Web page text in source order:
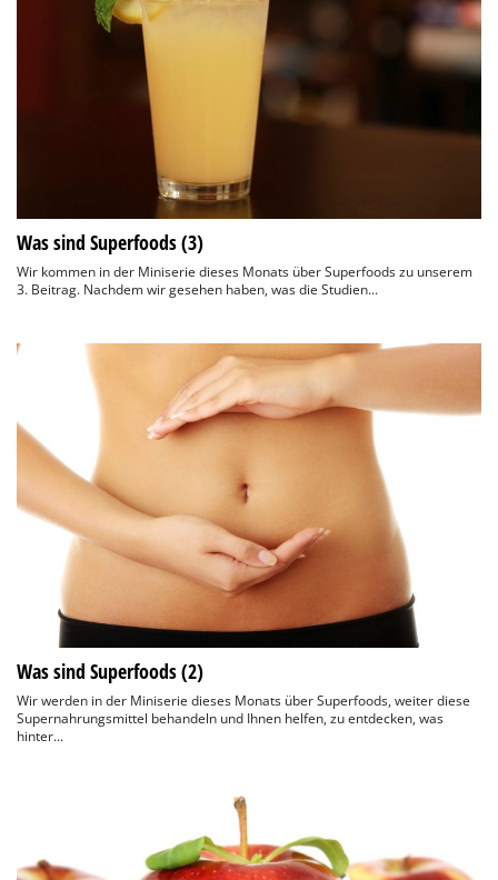
Was sind Superfoods (3)
Wir kommen in der Miniserie dieses Monats über Superfoods zu unserem
3. Beitrag. Nachdem wir gesehen haben, was die Studien...
Was sind Superfoods (2)
Wir werden in der Miniserie dieses Monats über Superfoods, weiter diese
Supernahrungsmittel behandeln und Ihnen helfen, zu entdecken, was
hinter...